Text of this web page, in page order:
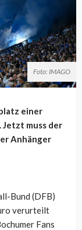
Foto: IMAGO
einer
Jetzt muss der
Anhänger
Bund (DFB)
verurteilt
Fans